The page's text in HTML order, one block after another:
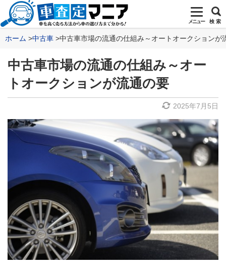
メニュー 検 索
ホーム 中古車 中古車市場の流通の仕組み～オートオークションが
中古車市場の流通の仕組み～オー
トオークションが流通の要
2025年7月5日